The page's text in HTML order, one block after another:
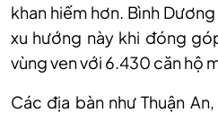
khan hiếm hơn. Bình
xu hướng này khi đóng
vùng ven với 6.430 căn hộ
Các địa bàn như Thuận